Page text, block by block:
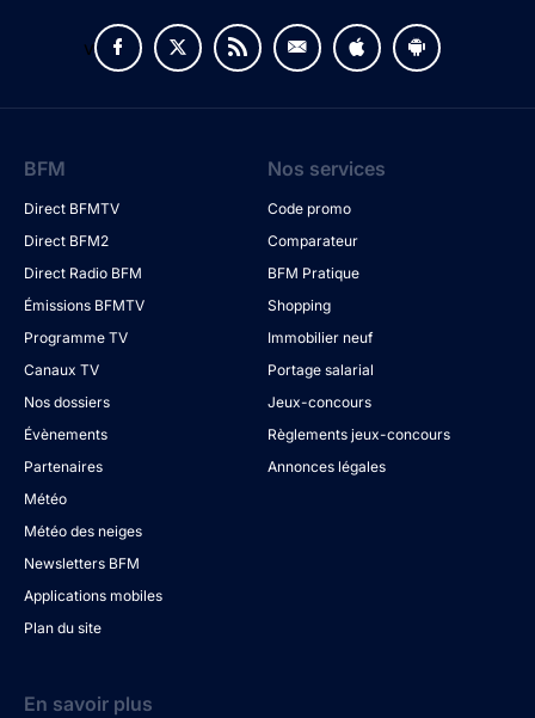
v
BFM
Direct BFMTV
Direct BFM2
Direct Radio BFM
Émissions BFMTV
Programme TV
Canaux TV
Nos dossiers
Évènements
Partenaires
Météo
Météo des neiges
Newsletters BFM
Applications mobiles
Plan du site
Nos services
Code promo
Comparateur
BFM Pratique
Shopping
Immobilier neuf
Portage salarial
Jeux-concours
Règlements jeux-concours
Annonces légales
En savoir plus